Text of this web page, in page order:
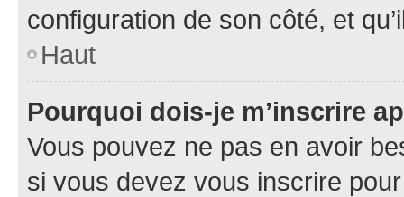
configuration de son côté, et
Haut
Pourquoi dois-je m’inscrire
Vous pouvez ne pas en avoir
si vous devez vous inscrire